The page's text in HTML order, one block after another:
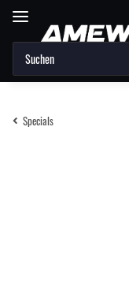
Specials